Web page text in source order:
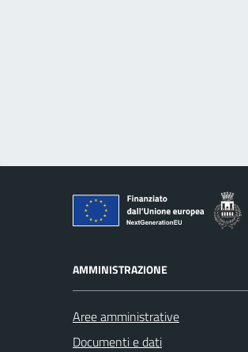
AMMINISTRAZIONE
Aree amministrative
Documenti e dati